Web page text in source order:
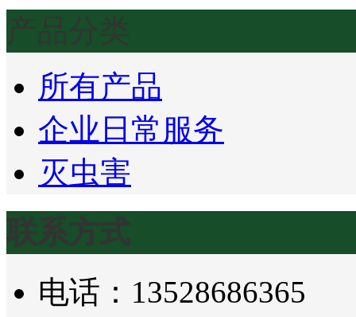
产品分类
所有产品
企业日常服务
灭虫害
联系方式
电话：13528686365